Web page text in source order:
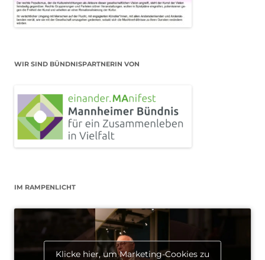
WIR SIND BÜNDNISPARTNERIN VON
IM RAMPENLICHT
Klicke hier, um Marketing-Cookies zu